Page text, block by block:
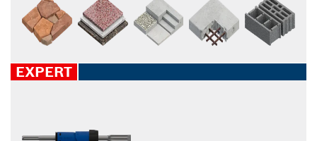
EXPERT